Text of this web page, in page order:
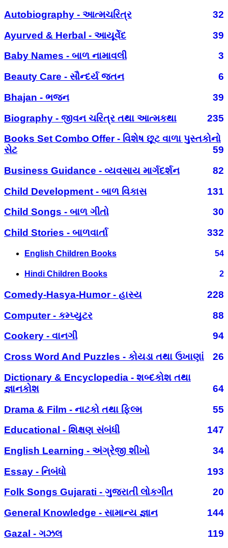
Autobiography - આત્મચરિત્ર
32
Ayurved & Herbal - આયૂર્વેદ
39
Baby Names - બાળ નામાવલી
3
Beauty Care - સૌન્દર્ય જતન
6
Bhajan - ભજન
39
Biography - જીવન ચરિત્ર તથા આત્મકથા
235
Books Set Combo Offer - વિશેષ છૂટ વાળા પુસ્તકોનો
સેટ
59
Business Guidance - વ્યવસાય માર્ગદર્શન
82
Child Development - બાળ વિકાસ
131
Child Songs - બાળ ગીતો
30
Child Stories - બાળવાર્તા
332
English Children Books 54
Hindi Children Books 2
Comedy-Hasya-Humor - હાસ્ય
228
Computer - કમ્પ્યુટર
88
Cookery - વાનગી
94
Cross Word And Puzzles - કોયડા તથા ઉખાણાં
26
Dictionary & Encyclopedia - શબ્દકોશ તથા
જ્ઞાનકોશ
64
Drama & Film - નાટકો તથા ફિલ્મ
55
Educational - શિક્ષણ સંબંધી
147
English Learning - અંગ્રેજી શીખો
34
Essay - નિબંધો
193
Folk Songs Gujarati - ગુજરાતી લોકગીત
20
General Knowledge - સામાન્ય જ્ઞાન
144
Gazal - ગઝલ
119